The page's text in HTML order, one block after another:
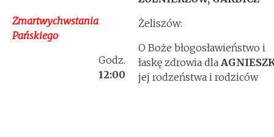
Zmartwychwstania
Pańskiego
Godz.
12:00
Żeliszów:
O Boże błogosławieństwo i
łaskę zdrowia dla
jej rodzeństwa i rodziców